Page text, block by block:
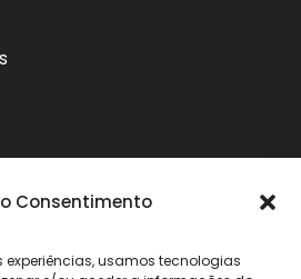
Consentimento
experiências, usamos tecnologias